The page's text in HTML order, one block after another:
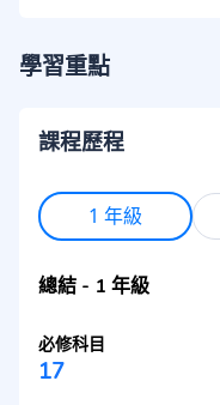
學習重點
課程歷程
1 年級
總結 - 1 年級
必修科目
17